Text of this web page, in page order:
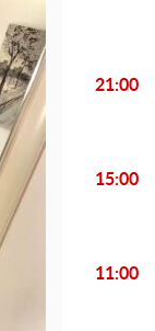
21:00
15:00
11:00